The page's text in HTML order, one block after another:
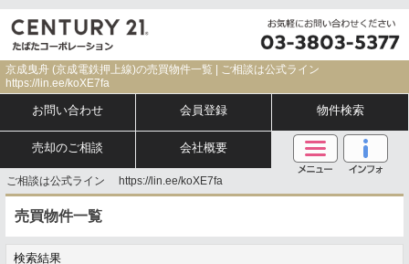
京成曳舟 (京成電鉄押上線)の売買物件一覧 | ご相談は公式ライン
https://lin.ee/koXE7fa
お問い合わせ 会員登録 物件検索
売却のご相談 会社概要
ご相談は公式ライン https://lin.ee/koXE7fa
売買物件一覧
検索結果